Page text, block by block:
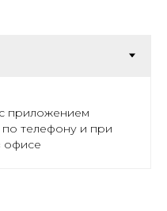
приложением
телефону и при
офисе